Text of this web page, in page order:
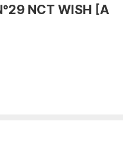
NCT WISH [A